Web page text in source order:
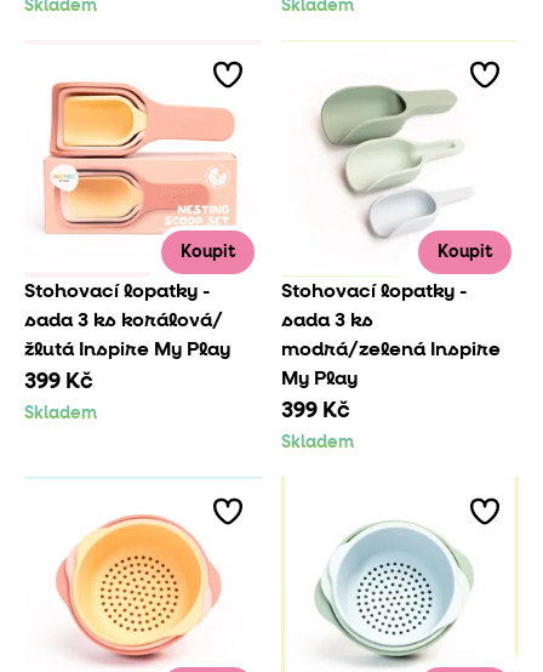
Skladem Skladem
Koupit
Stohovací lopatky -
sada 3 ks korálová/
žlutá Inspire My Play
399 Kč
Skladem
Koupit
Stohovací lopatky -
sada 3 ks
modrá/zelená Inspire
My Play
399 Kč
Skladem